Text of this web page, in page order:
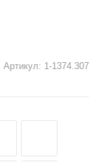
Артикул: 1-1374.307